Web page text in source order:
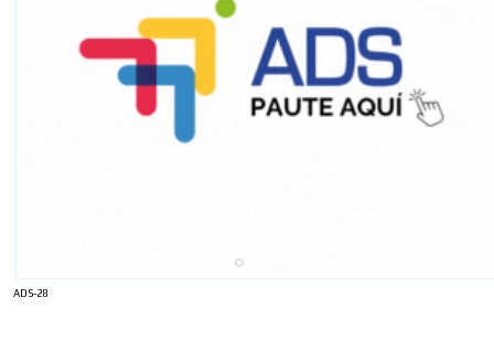
ADS-28